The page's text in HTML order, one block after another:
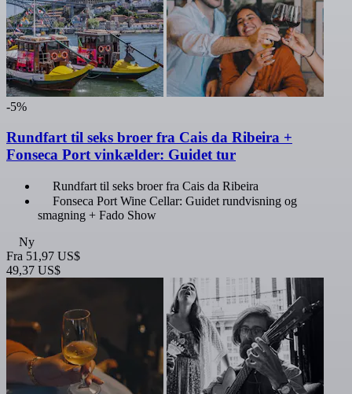
-5%
Rundfart til seks broer fra Cais da Ribeira +
Fonseca Port vinkælder: Guidet tur
Rundfart til seks broer fra Cais da Ribeira
Fonseca Port Wine Cellar: Guidet rundvisning og
smagning + Fado Show
Ny
Fra 51,97 US$
49,37 US$